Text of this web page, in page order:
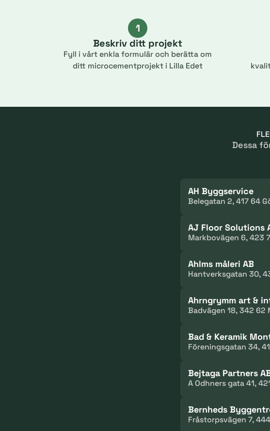
1
Beskriv ditt projekt
Fyll i vårt enkla formulär och berätta om
ditt microcementprojekt i Lilla Edet
Dessa
AH Byggservice
Belegatan 2, 417 64
AJ Floor Solutions
Markbovägen 6, 423
Ahlms måleri AB
Hantverksgatan 30,
Ahrngrymm art &
Badvägen 18, 342 62
Bad & Keramik
Föreningsgatan 34,
Bejtaga Partners
A Odhners gata 41,
Bernheds
Fråstorpsvägen 7,